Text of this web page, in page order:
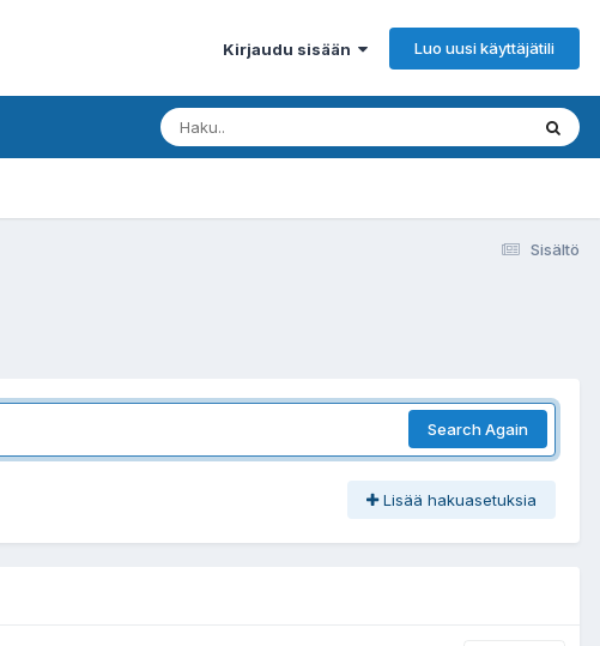
Kirjaudu sisään Luo uusi käyttäjätili
Sisältö
Search Again
Lisää hakuasetuksia